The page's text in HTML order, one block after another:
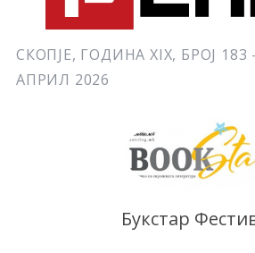
СКОПЈЕ, ГОДИНА XIX, БРОЈ 183
АПРИЛ 2026
Букстар